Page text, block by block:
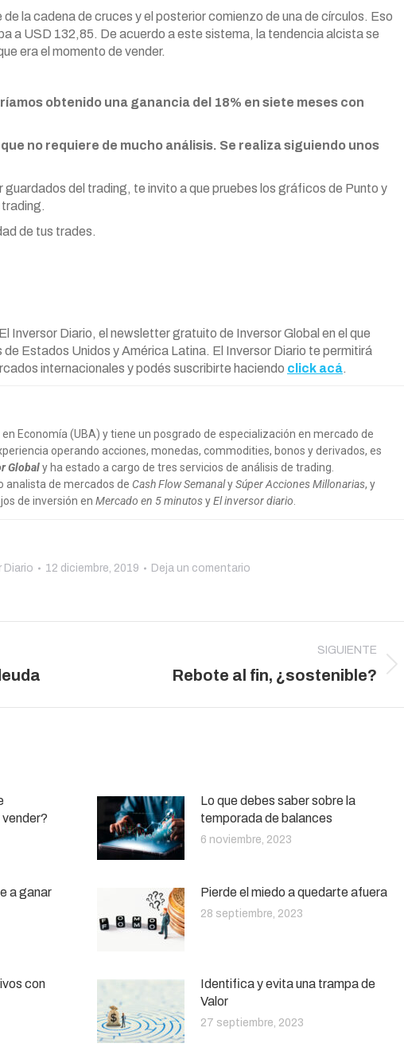
la cadena de cruces y el posterior comienzo de una de círculos. Eso
a USD 132,85. De acuerdo a este sistema, la tendencia alcista se
era el momento de vender.
obtenido una ganancia del 18% en siete meses con
no requiere de mucho análisis. Se realiza siguiendo unos
del trading, te invito a que pruebes los gráficos de Punto y
de tus trades.
Inversor Diario, el newsletter gratuito de Inversor Global en el que
Estados Unidos y América Latina. El Inversor Diario te permitirá
internacionales y podés suscribirte haciendo click acá.
Economía (UBA) y tiene un posgrado de especialización en mercado de
operando acciones, monedas, commodities, bonos y derivados, es
Globaly ha estado a cargo de tres servicios de análisis de trading.
de mercados de Cash Flow SemanalySúper Acciones Millonarias, y
de inversión en Mercado en 5 minutosyEl inversor diario
Diario 12 diciembre, 2019 Deja un comentario
SIGUIENTE
Rebote al fin, ¿sostenible?
Lo que debes saber sobre la
temporada de balances
6 noviembre, 2023
a ganar
Pierde el miedo a quedarte afuera
28 septiembre, 2023
con
Identifica y evita una trampa de
Valor
27 septiembre, 2023